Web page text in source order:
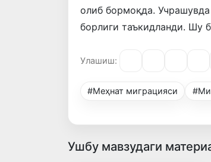
олиб бормоқда.
борлиги таъкидланди. Шу
Улашиш:
#Меҳнат миграцияси
Ушбу мавзудаги